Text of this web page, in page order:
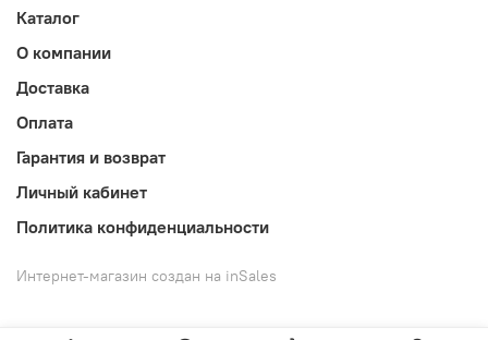
Каталог
О компании
Доставка
Оплата
Гарантия и возврат
Личный кабинет
Политика конфиденциальности
Интернет-магазин создан на inSales